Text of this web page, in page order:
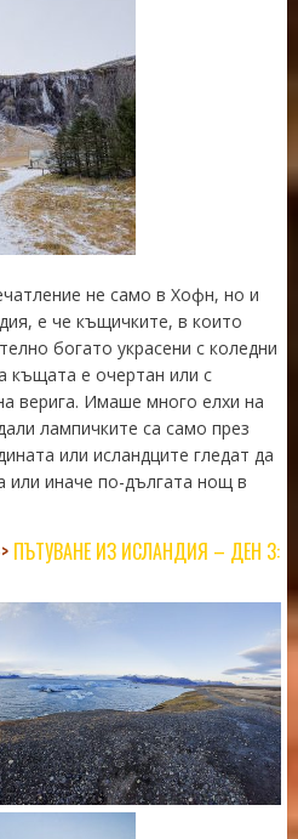
не само в Хофн, но и
е че къщичките, в които
богато украсени с коледни
къщата е очертан или с
верига. Имаше много елхи на
лампичките са само през
или исландците гледат да
или иначе по-дългата нощ в
ПЪТУВАНЕ ИЗ ИСЛАНДИЯ – ДЕН 3: